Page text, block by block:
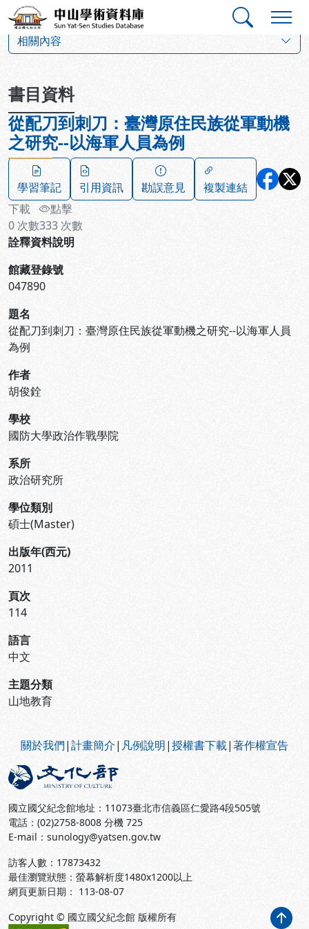
跳到主要內容
中山學術資料庫
相關內容
書目資料
從配刀到刺刀：臺灣原住民族從軍動機
之研究--以海軍人員為例
學習筆記 引用資訊 勘誤意見
複製連結
下載
0 次數
點擊
333 次數
詮釋資料說明
館藏登錄號
047890
題名
從配刀到刺刀：臺灣原住民族從軍動機之研究--以海軍人員
為例
作者
胡俊銓
學校
國防大學政治作戰學院
系所
政治研究所
學位類別
碩士(Master)
出版年(西元)
2011
頁次
114
語言
中文
主題分類
山地教育
關於我們|計畫簡介| 凡例說明|授權書下載|著作權宣告
國立國父紀念館地址：11073臺北市信義區仁愛路4段505號
電話：(02)2758-8008 分機 725
E-mail：sunology@yatsen.gov.tw
訪客人數： 17873432
最佳瀏覽狀態：螢幕解析度1480x1200以上
網頁更新日期： 113-08-07
Copyright © 國立國父紀念館 版權所有